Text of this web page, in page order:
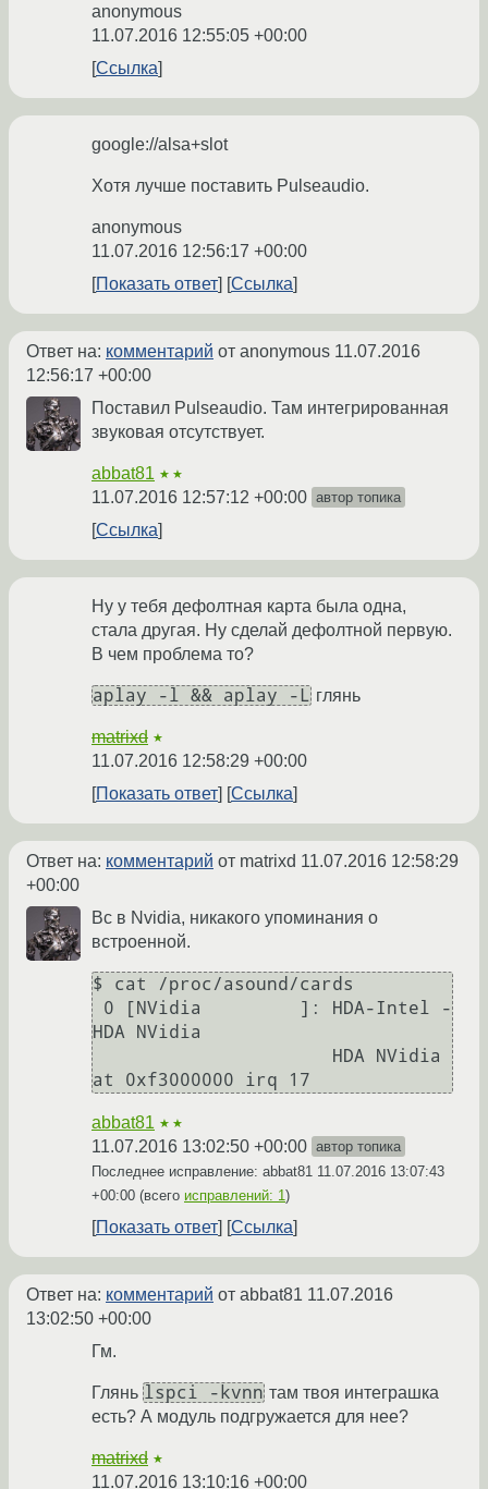
anonymous
11.07.2016 12:55:05 +00:00
Ссылка
google://alsa+slot
Хотя лучше поставить Pulseaudio.
anonymous
11.07.2016 12:56:17 +00:00
Показать ответ
Ссылка
Ответ на: комментарий от anonymous 11.07.2016
12:56:17 +00:00
Поставил Pulseaudio. Там интегрированная
звуковая отсутствует.
abbat81 ★★
11.07.2016 12:57:12 +00:00 автор топика
Ссылка
Ну у тебя дефолтная карта была одна,
стала другая. Ну сделай дефолтной первую.
В чем проблема то?
aplay -l && aplay -L глянь
matrixd ★
11.07.2016 12:58:29 +00:00
Показать ответ
Ссылка
Ответ на: комментарий от matrixd 11.07.2016 12:58:29
+00:00
Вс в Nvidia, никакого упоминания о
встроенной.
$ cat /proc/asound/cards
HDA NVidia
at 0xf3000000 irq 17
abbat81 ★★
11.07.2016 13:02:50 +00:00 автор топика
Последнее исправление: abbat81 11.07.2016 13:07:43
+00:00 (всего исправлений: 1)
Показать ответ Ссылка
Ответ на: комментарий от abbat81 11.07.2016
13:02:50 +00:00
Гм.
Глянь lspci -kvnn там твоя интеграшка
есть? А модуль подгружается для нее?
matrixd ★
11.07.2016 13:10:16 +00:00